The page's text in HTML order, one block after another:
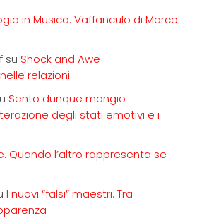
in Musica. Vaffanculo di Marco
su Shock and Awe
relazioni
Sento dunque mangio
degli stati emotivi e i
Quando l’altro rappresenta se
I nuovi “falsi” maestri. Tra